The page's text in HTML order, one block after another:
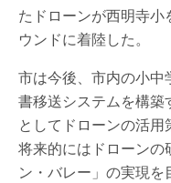
たドローンが西明寺
ウンドに着陸した。
市は今後、市内の小
書移送システムを構
としてドローンの活用
将来的にはドローン
ン・バレー」の実現を